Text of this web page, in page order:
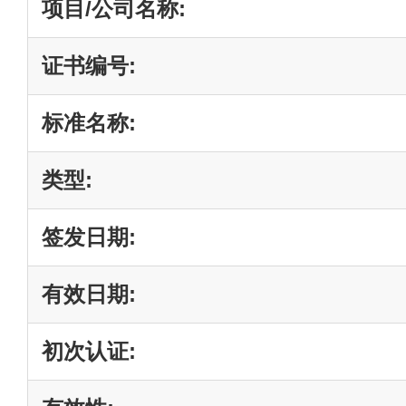
项目/公司名称:
证书编号:
标准名称:
类型:
签发日期:
有效日期:
初次认证: